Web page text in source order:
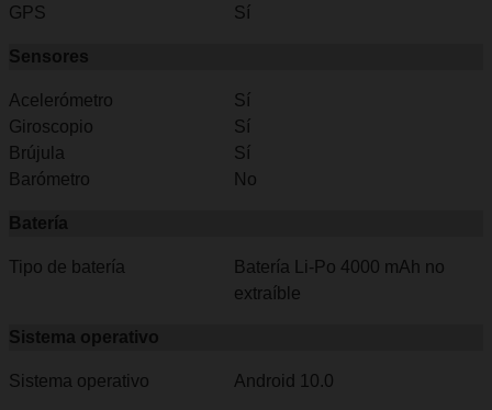
GPS
Sí
Sensores
Acelerómetro
Sí
Giroscopio
Sí
Brújula
Sí
Barómetro
No
Batería
Tipo de batería
Batería Li-Po 4000 mAh no
extraíble
Sistema operativo
Sistema operativo Android 10.0